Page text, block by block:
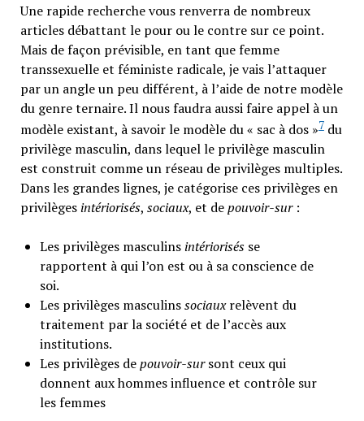
Une rapide recherche vous renverra de nombreux
articles débattant le pour ou le contre sur ce point.
Mais de façon prévisible, en tant que femme
transsexuelle et féministe radicale, je vais l’attaquer
par un angle un peu différent, à l’aide de notre modèle
du genre ternaire. Il nous faudra aussi faire appel à un
modèle existant, à savoir le modèle du « sac à dos »7du
privilège masculin, dans lequel le privilège masculin
est construit comme un réseau de privilèges multiples.
Dans les grandes lignes, je catégorise ces privilèges en
privilèges intériorisés, sociaux, et depouvoir-sur:
Les privilèges masculins intériorisésse
rapportent à qui l’on est ou à sa conscience de
soi.
Les privilèges masculinssociauxrelèvent du
traitement par la société et de l’accès aux
institutions.
Les privilèges depouvoir-sursont ceux qui
donnent aux hommes influence et contrôle sur
les femmes